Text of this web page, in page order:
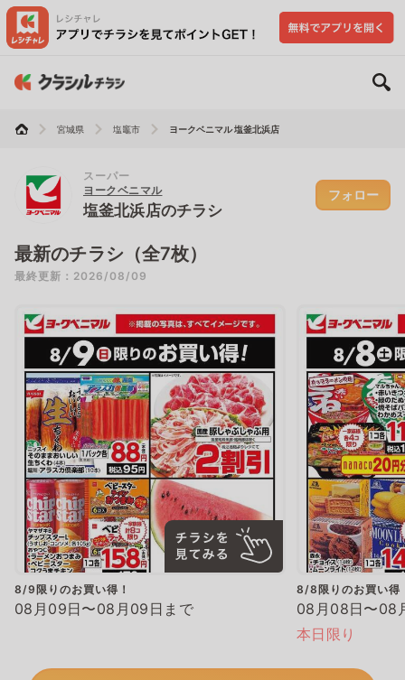
宮城県 塩竈市 ヨークベニマル 塩釜北浜店
スーパー
ヨークベニマル
塩釜北浜店のチラシ
フォロー
最新のチラシ（全7枚）
最終更新：2026/08/09
8/9限りのお買い得！
08月09日〜08月09日まで
8/8限りのお買い得
08月08日〜08
本日限り